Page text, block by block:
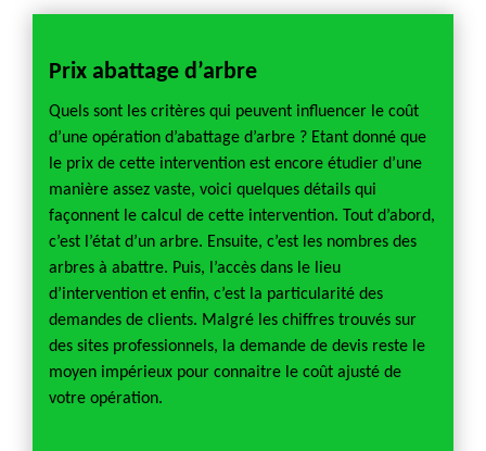
Prix abattage d’arbre
Quels sont les critères qui peuvent influencer le coût
d’une opération d’abattage d’arbre ? Etant donné que
le prix de cette intervention est encore étudier d’une
manière assez vaste, voici quelques détails qui
façonnent le calcul de cette intervention. Tout d’abord,
c’est l’état d’un arbre. Ensuite, c’est les nombres des
arbres à abattre. Puis, l’accès dans le lieu
d’intervention et enfin, c’est la particularité des
demandes de clients. Malgré les chiffres trouvés sur
des sites professionnels, la demande de devis reste le
moyen impérieux pour connaitre le coût ajusté de
votre opération.